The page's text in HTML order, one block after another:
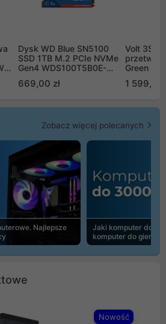
Dysk WD Blue SN5100
SSD 1TB M.2 PCIe NVMe
Gen4 WDS100T5B0E-
669,00 zł
Volt
Green
1 599,00
Zobacz więcej polecanych
Najlepsze
Jaki komputer do
komputer do gier |
Nowość